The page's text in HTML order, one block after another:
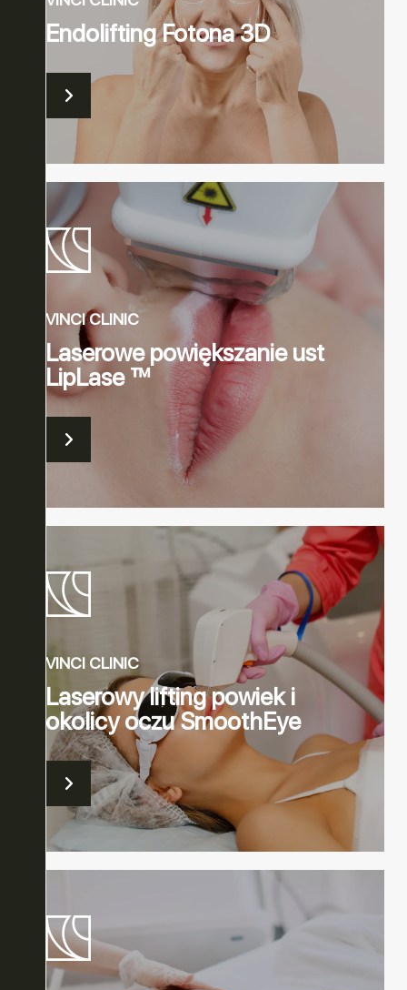
Endolifting Fotona 3D
VINCI CLINIC
Laserowe powiększanie ust
LipLase ™
VINCI CLINIC
Laserowy lifting powiek i
okolicy oczu SmoothEye